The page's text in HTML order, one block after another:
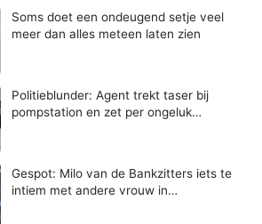
Soms doet een ondeugend setje veel
meer dan alles meteen laten zien
Politieblunder: Agent trekt taser bij
pompstation en zet per ongeluk…
Gespot: Milo van de Bankzitters iets te
intiem met andere vrouw in…